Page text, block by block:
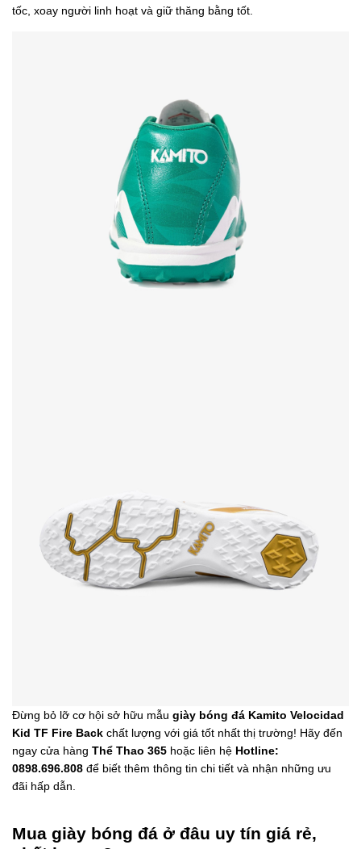
tốc, xoay người linh hoạt và giữ thăng bằng tốt.
Đừng bỏ lỡ cơ hội sở hữu mẫu giày bóng đá Kamito Velocidad
Kid TF Fire Back chất lượng với giá tốt nhất thị trường! Hãy đến
ngay cửa hàng Thể Thao 365 hoặc liên hệ Hotline:
0898.696.808 để biết thêm thông tin chi tiết và nhận những ưu
đãi hấp dẫn.
Mua giày bóng đá ở đâu uy tín giá rẻ,